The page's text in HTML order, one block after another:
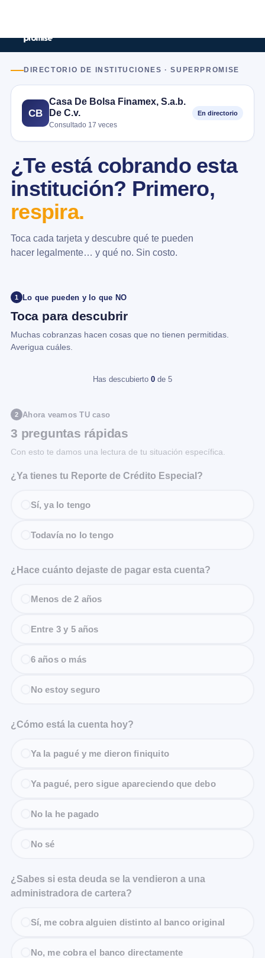
DIRECTORIO DE INSTITUCIONES · SUPERPROMISE
CB
Casa De Bolsa Finamex, S.a.b.
De C.v.
Consultado 17 veces
En directorio
¿Te está cobrando esta
institución? Primero,
respira.
Toca cada tarjeta y descubre qué te pueden
hacer legalmente… y qué no. Sin costo.
1 Lo que pueden y lo que NO
Toca para descubrir
Muchas cobranzas hacen cosas que no tienen permitidas.
Averigua cuáles.
Has descubierto 0 de 5
2 Ahora veamos TU caso
3 preguntas rápidas
Con esto te damos una lectura de tu situación específica.
¿Ya tienes tu Reporte de Crédito Especial?
Sí, ya lo tengo
Todavía no lo tengo
¿Hace cuánto dejaste de pagar esta cuenta?
Menos de 2 años
Entre 3 y 5 años
6 años o más
No estoy seguro
¿Cómo está la cuenta hoy?
Ya la pagué y me dieron finiquito
Ya pagué, pero sigue apareciendo que debo
No la he pagado
No sé
¿Sabes si esta deuda se la vendieron a una
administradora de cartera?
Sí, me cobra alguien distinto al banco original
No, me cobra el banco directamente